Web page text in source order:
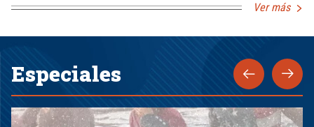
Ver más
Especiales